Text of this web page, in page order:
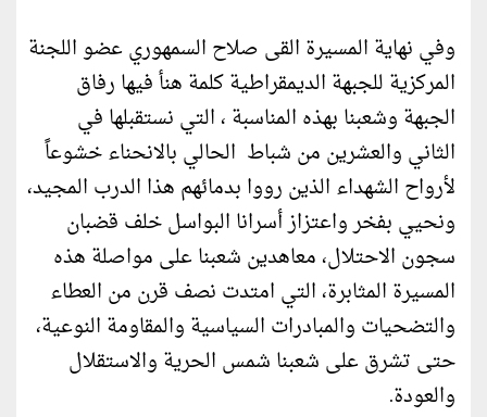
وفي نهاية المسيرة القى صلاح السمهوري عضو اللجنة
المركزية للجبهة الديمقراطية كلمة هنأ فيها رفاق
الجبهة وشعبنا بهذه المناسبة ، التي نستقبلها في
الثاني والعشرين من شباط الحالي بالانحناء خشوعاً
لأرواح الشهداء الذين رووا بدمائهم هذا الدرب المجيد،
ونحيي بفخر واعتزاز أسرانا البواسل خلف قضبان
سجون الاحتلال، معاهدين شعبنا على مواصلة هذه
المسيرة المثابرة، التي امتدت نصف قرن من العطاء
والتضحيات والمبادرات السياسية والمقاومة النوعية،
حتى تشرق على شعبنا شمس الحرية والاستقلال
والعودة.